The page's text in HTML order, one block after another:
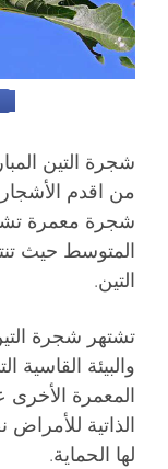
شجرة التين
من اقدم الأشجار
شجرة معمرة
التين.
تشتهر شجرة
والبيئة القاسية
المعمرة الأخرى
الذاتية للأمراض
لها الحماية.